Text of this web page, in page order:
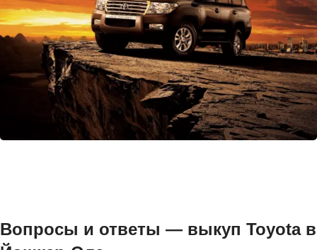
Вопросы и ответы — выкуп Toyota в